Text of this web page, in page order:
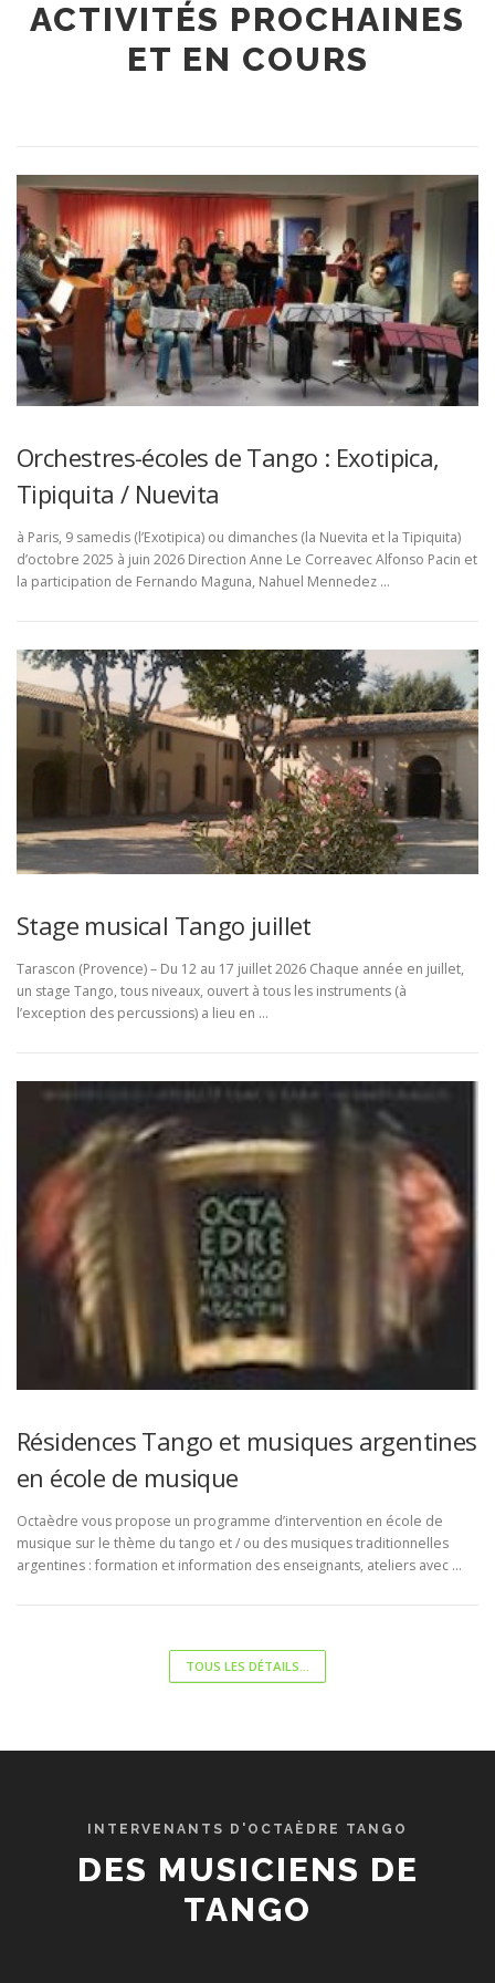
ACTIVITÉS PROCHAINES
ET EN COURS
Orchestres-écoles de Tango : Exotipica,
Tipiquita / Nuevita
à Paris, 9 samedis (l’Exotipica) ou dimanches (la Nuevita et la Tipiquita)
d’octobre 2025 à juin 2026 Direction Anne Le Correavec Alfonso Pacin et
la participation de Fernando Maguna, Nahuel Mennedez …
Stage musical Tango juillet
Tarascon (Provence) – Du 12 au 17 juillet 2026 Chaque année en juillet,
un stage Tango, tous niveaux, ouvert à tous les instruments (à
l’exception des percussions) a lieu en …
Résidences Tango et musiques argentines
en école de musique
Octaèdre vous propose un programme d’intervention en école de
musique sur le thème du tango et / ou des musiques traditionnelles
argentines : formation et information des enseignants, ateliers avec …
TOUS LES DÉTAILS...
INTERVENANTS D'OCTAÈDRE TANGO
DES MUSICIENS DE
TANGO